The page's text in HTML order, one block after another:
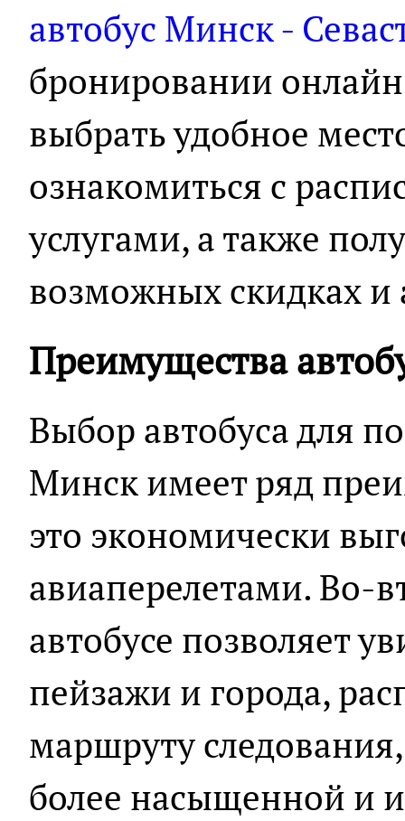
автобус Минск -
бронировании
выбрать удобное
ознакомиться с
услугами, а также
возможных скидках и
Преимущества
Выбор автобуса для
Минск имеет ряд
это экономически
авиаперелетами. Во-
автобусе позволяет
пейзажи и города,
маршруту
более насыщенной и